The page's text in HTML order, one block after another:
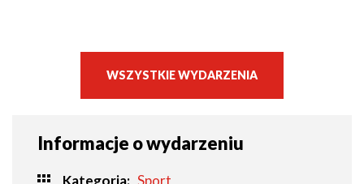
WSZYSTKIE WYDARZENIA
Informacje o wydarzeniu
Kategoria Sport